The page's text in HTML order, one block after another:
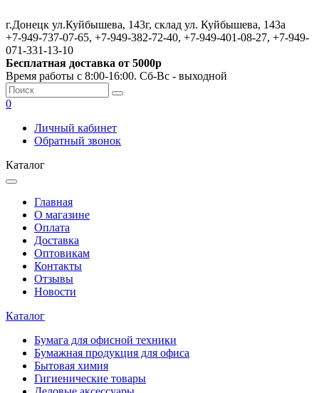
г.Донецк ул.Куйбышева, 143г, склад ул. Куйбышева, 143а
+7-949-737-07-65, +7-949-382-72-40, +7-949-401-08-27, +7-949-
071-331-13-10
Бесплатная доставка от 5000р
Время работы с 8:00-16:00. Сб-Вс - выходной
0
Личный кабинет
Обратный звонок
Каталог
Главная
О магазине
Оплата
Доставка
Оптовикам
Контакты
Отзывы
Новости
Каталог
Бумага для офисной техники
Бумажная продукция для офиса
Бытовая химия
Гигиенические товары